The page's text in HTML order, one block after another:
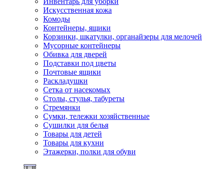
Искусственная кожа
Комоды
Контейнеры, ящики
Корзинки, шкатулки, органайзеры для мелочей
Мусорные контейнеры
Обивка для дверей
Подставки под цветы
Почтовые ящики
Раскладушки
Сетка от насекомых
Столы, стулья, табуреты
Стремянки
Сумки, тележки хозяйственные
Сушилки для белья
Товары для детей
Товары для кухни
Этажерки, полки для обуви